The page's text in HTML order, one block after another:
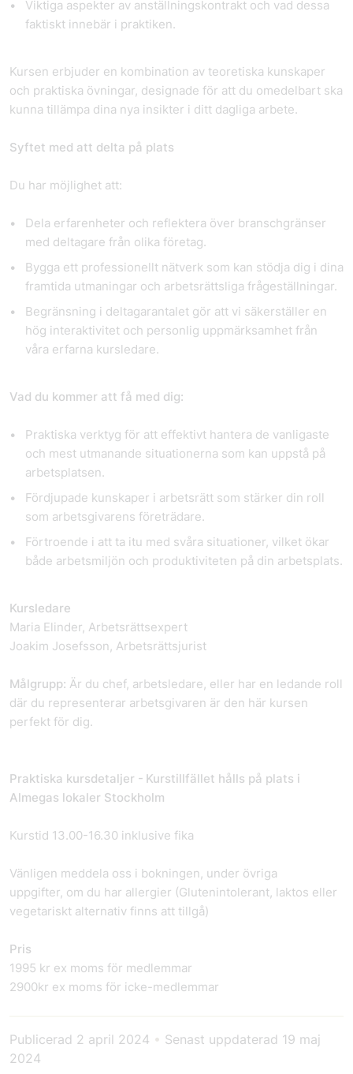
Viktiga aspekter av anställningskontrakt och vad dessa
faktiskt innebär i praktiken.
Kursen erbjuder en kombination av teoretiska kunskaper
och praktiska övningar, designade för att du omedelbart ska
kunna tillämpa dina nya insikter i ditt dagliga arbete.
Syftet med att delta på plats
Du har möjlighet att:
Dela erfarenheter och reflektera över branschgränser
med deltagare från olika företag.
Bygga ett professionellt nätverk som kan stödja dig i dina
framtida utmaningar och arbetsrättsliga frågeställningar.
Begränsning i deltagarantalet gör att vi säkerställer en
hög interaktivitet och personlig uppmärksamhet från
våra erfarna kursledare.
Vad du kommer att få med dig:
Praktiska verktyg för att effektivt hantera de vanligaste
och mest utmanande situationerna som kan uppstå på
arbetsplatsen.
Fördjupade kunskaper i arbetsrätt som stärker din roll
som arbetsgivarens företrädare.
Förtroende i att ta itu med svåra situationer, vilket ökar
både arbetsmiljön och produktiviteten på din arbetsplats.
Kursledare
Maria Elinder, Arbetsrättsexpert
Joakim Josefsson, Arbetsrättsjurist
Målgrupp: Är du chef, arbetsledare, eller har en ledande roll
där du representerar arbetsgivaren är den här kursen
perfekt för dig.
Praktiska kursdetaljer - Kurstillfället hålls på plats i
Almegas lokaler Stockholm
Kurstid 13.00-16.30 inklusive fika
Vänligen meddela oss i bokningen, under övriga
uppgifter, om du har allergier (Glutenintolerant, laktos eller
vegetariskt alternativ finns att tillgå)
Pris
1995 kr ex moms för medlemmar
2900kr ex moms för icke-medlemmar
Publicerad 2 april 2024 • Senast uppdaterad 19 maj
2024